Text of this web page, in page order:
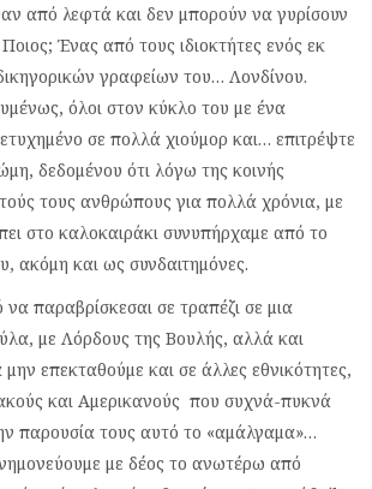
από λεφτά και δεν μπορούν να γυρίσουν
Ένας από τους ιδιοκτήτες ενός εκ
γραφείων του… Λονδίνου.
όλοι στον κύκλο του με ένα
σε πολλά χιούμορ και… επιτρέψτε
δεδομένου ότι λόγω της κοινής
τους ανθρώπους για πολλά χρόνια, με
στο καλοκαιράκι συνυπήρχαμε από το
ακόμη και ως συνδαιτημόνες.
να παραβρίσκεσαι σε τραπέζι σε μια
με Λόρδους της Βουλής, αλλά και
επεκταθούμε και σε άλλες εθνικότητες,
και Αμερικανούς που συχνά-πυκνά
παρουσία τους αυτό το «αμάλγαμα»…
με δέος το ανωτέρω από